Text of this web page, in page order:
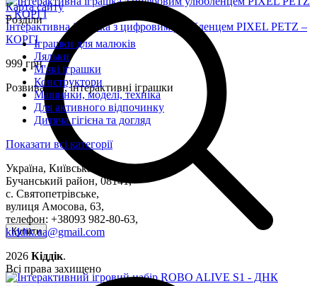
Інтерактивна іграшка з цифровим улюбленцем PIXEL PETZ –
КОРГІ
999 грн
Розвивальні, інтерактивні іграшки
Купити
Карта сайту
Розділи
Іграшки для малюків
Ляльки
М'які іграшки
Конструктори
Машинки, моделі, техніка
Для активного відпочинку
Дитяча гігієна та догляд
Показати всі категорії
Україна, Київська область,
Бучанський район, 08141,
с. Святопетрівське,
вулиця Амосова, 63,
телефон: +38093 982-80-63,
kiddik.ua@gmail.com
2026 Кіддік.
Всі права захищено